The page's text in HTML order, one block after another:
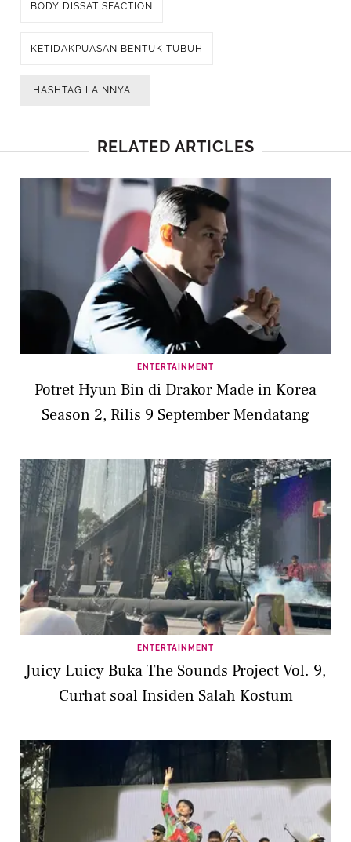
BODY DISSATISFACTION
KETIDAKPUASAN BENTUK TUBUH
HASHTAG LAINNYA...
RELATED ARTICLES
ENTERTAINMENT
Potret Hyun Bin di Drakor Made in Korea
Season 2, Rilis 9 September Mendatang
ENTERTAINMENT
Juicy Luicy Buka The Sounds Project Vol. 9,
Curhat soal Insiden Salah Kostum